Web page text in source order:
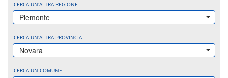
CERCA UN'ALTRA REGIONE
Piemonte
CERCA UN'ALTRA PROVINCIA
Novara
CERCA UN COMUNE